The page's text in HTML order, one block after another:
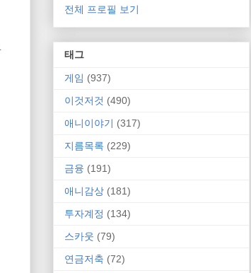
전체 프로필 보기
태그
게임 (937)
이것저것 (490)
애니이야기 (317)
지름목록 (229)
금융 (191)
애니감상 (181)
투자계정 (134)
스카웃 (79)
연금저축 (72)